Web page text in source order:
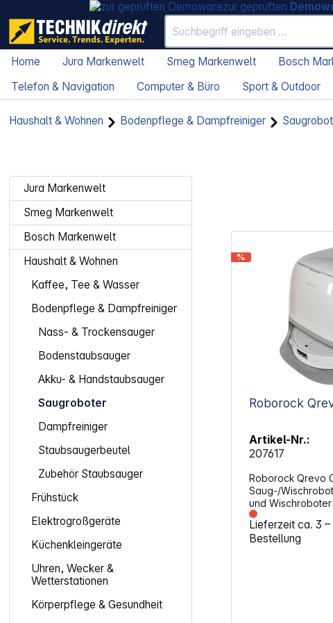
zur geprüften
Home Jura Markenwelt Smeg Markenwelt Bosch
Telefon & Navigation
Computer & Büro Sport & Outdoor
Haushalt & Wohnen Bodenpflege & Dampfreiniger
Jura Markenwelt
Smeg Markenwelt
Bosch Markenwelt
Haushalt & Wohnen
Kaffee, Tee & Wasser
Bodenpflege & Dampfreiniger
Nass- & Trockensauger
Bodenstaubsauger
Akku- & Handstaubsauger
Saugroboter
Dampfreiniger
Staubsaugerbeutel
Zubehör Staubsauger
Frühstück
Elektrogroßgeräte
Küchenkleingeräte
Uhren, Wecker &
Wetterstationen
Körperpflege & Gesundheit
%
Roborock
Artikel-Nr.:
207617
Roborock Qrevo
Saug-/
und
Reinigung in
seiner speziellen
und der
Lieferzeit ca. 3
Bestellung